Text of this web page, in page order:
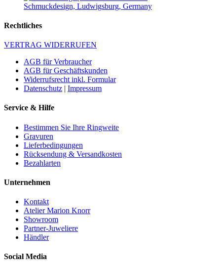
Rechtliches
VERTRAG WIDERRUFEN
AGB für Verbraucher
AGB für Geschäftskunden
Widerrufsrecht inkl. Formular
Datenschutz | Impressum
Service & Hilfe
Bestimmen Sie Ihre Ringweite
Gravuren
Lieferbedingungen
Rücksendung & Versandkosten
Bezahlarten
Unternehmen
Kontakt
Atelier Marion Knorr
Showroom
Partner-Juweliere
Händler
Social Media